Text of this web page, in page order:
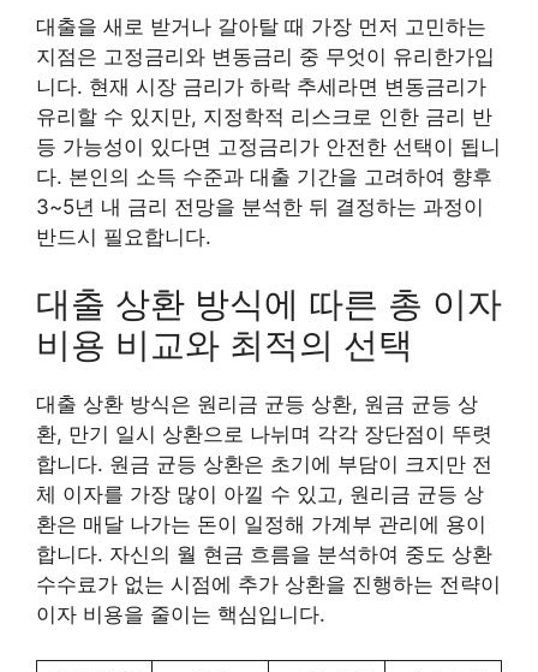
대출을 새로 받거나 갈아탈 때 가장 먼저 고민하는
지점은 고정금리와 변동금리 중 무엇이 유리한가입
니다. 현재 시장 금리가 하락 추세라면 변동금리가
유리할 수 있지만, 지정학적 리스크로 인한 금리 반
등 가능성이 있다면 고정금리가 안전한 선택이 됩니
다. 본인의 소득 수준과 대출 기간을 고려하여 향후
3~5년 내 금리 전망을 분석한 뒤 결정하는 과정이
반드시 필요합니다.
대출 상환 방식에 따른 총 이자
비용 비교와 최적의 선택
대출 상환 방식은 원리금 균등 상환, 원금 균등 상
환, 만기 일시 상환으로 나뉘며 각각 장단점이 뚜렷
합니다. 원금 균등 상환은 초기에 부담이 크지만 전
체 이자를 가장 많이 아낄 수 있고, 원리금 균등 상
환은 매달 나가는 돈이 일정해 가계부 관리에 용이
합니다. 자신의 월 현금 흐름을 분석하여 중도 상환
수수료가 없는 시점에 추가 상환을 진행하는 전략이
이자 비용을 줄이는 핵심입니다.